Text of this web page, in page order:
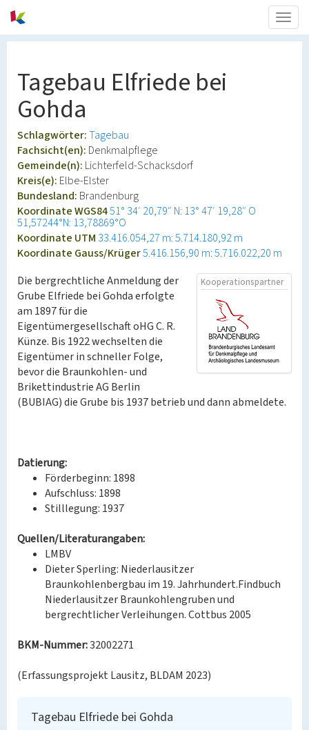
Tagebau Elfriede bei
Gohda
Schlagwörter:Tagebau
Fachsicht(en): Denkmalpflege
Gemeinde(n): Lichterfeld-Schacksdorf
Kreis(e): Elbe-Elster
Bundesland: Brandenburg
Koordinate WGS8451° 34′ 20,79″ N: 13° 47′ 19,28″ O
51,57244°N: 13,78869°O
Koordinate UTM 33.416.054,27 m: 5.714.180,92 m
Koordinate Gauss/Krüger5.416.156,90 m: 5.716.022,20 m
Kooperationspartner
Die bergrechtliche Anmeldung der
Grube Elfriede bei Gohda erfolgte
am 1897 für die
Eigentümergesellschaft oHG C. R.
Künze. Bis 1922 wechselten die
Eigentümer in schneller Folge,
bevor die Braunkohlen- und
Brikettindustrie AG Berlin
(BUBIAG) die Grube bis 1937 betrieb und dann abmeldete.
Datierung:
Förderbeginn: 1898
Aufschluss: 1898
Stilllegung: 1937
Quellen/Literaturangaben:
LMBV
Dieter Sperling: Niederlausitzer
Braunkohlenbergbau im 19. Jahrhundert.Findbuch
Niederlausitzer Braunkohlengruben und
bergrechtlicher Verleihungen. Cottbus 2005
BKM-Nummer:32002271
(Erfassungsprojekt Lausitz, BLDAM 2023)
Tagebau Elfriede bei Gohda